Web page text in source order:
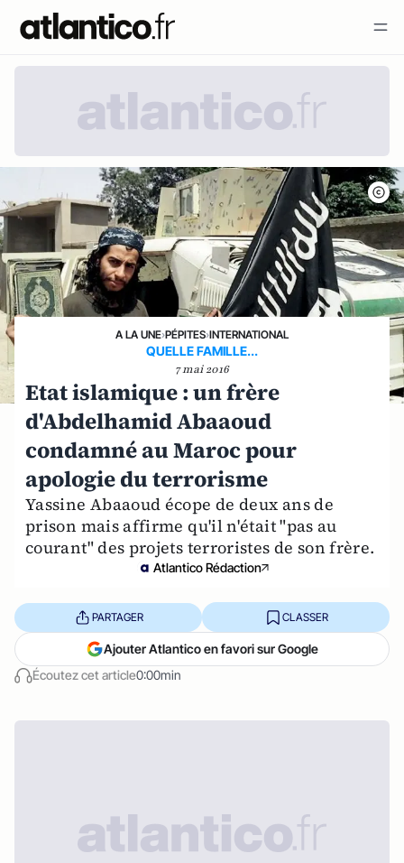
A LA UNE›PÉPITES›INTERNATIONAL
QUELLE FAMILLE...
7 mai 2016
Etat islamique : un frère
d'Abdelhamid Abaaoud
condamné au Maroc pour
apologie du terrorisme
Yassine Abaaoud écope de deux ans de
prison mais affirme qu'il n'était "pas au
courant" des projets terroristes de son frère.
Atlantico Rédaction
Écoutez cet article0:00min
PARTAGER CLASSER
Ajouter Atlantico en favori sur Google